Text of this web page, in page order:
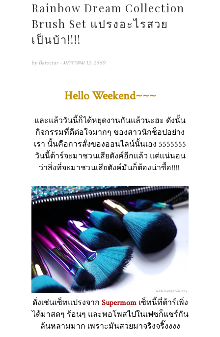
Rainbow Dream Collection
Brush Set แปรงอะไรสวย
เป็นบ้า!!!!
by Baroctar- มกราคม 13, 2560
Hello Weekend~~~
และแล้ววันนี้ก็ได้หยุดงานกันแล้วนะฮะ ดังนั้น
กิจกรรมที่ดีต่อใจมากๆ ของสาวนักช็อปอย่าง
เรา นั้นคือการสั่งของออนไลน์นั้นเอง 5555555
วันนี้ต้าร์จะมาชวนเสียตังค์อีกแล้ว แต่แน่นอน
ว่าสิ่งที่จะมาชวนเสียตังค์มันก็ต้องน่าซื้อ!!!!
ดั่งเช่นเซ็ทแปรงจาก Supermomเซ็ทนี้ที่ต้าร์เพิ่ง
ได้มาสดๆ ร้อนๆ และพอโพสไปในเฟซก็แชร์กัน
ล้นหลามมาก เพราะมันสวยมาจริงจริ๊งงงง